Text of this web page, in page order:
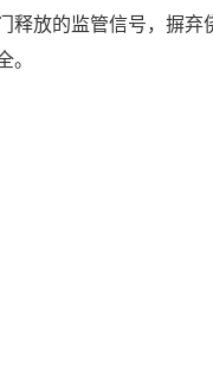
释放的监管信号，摒
。